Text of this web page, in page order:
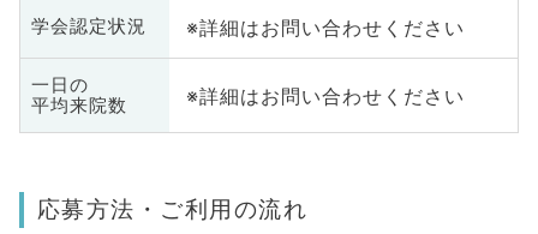
学会認定状況 ※詳細はお問い合わせください
一日の
平均来院数
※詳細はお問い合わせください
応募方法・ご利用の流れ